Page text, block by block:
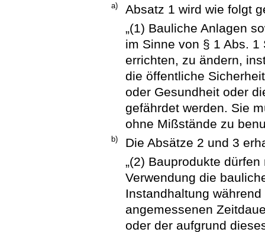
a)
Absatz 1 wird wie folgt
„(1) Bauliche Anlagen
im Sinne von § 1 Abs.
errichten, zu ändern,
die öffentliche
oder Gesundheit oder
gefährdet werden. Sie
ohne Mißstände zu
b)
Die Absätze 2 und 3
„(2) Bauprodukte
Verwendung die
Instandhaltung
angemessenen
oder der aufgrund